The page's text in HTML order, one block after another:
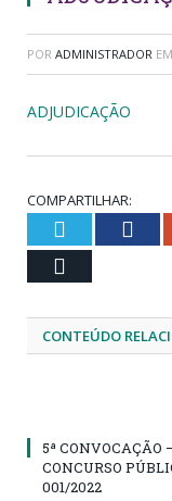
POR ADMINISTRADOR EM
ADJUDICAÇÃO
COMPARTILHAR:
Twitter
CONTEÚDO
5ª CONVOCAÇÃO
CONCURSO
001/2022